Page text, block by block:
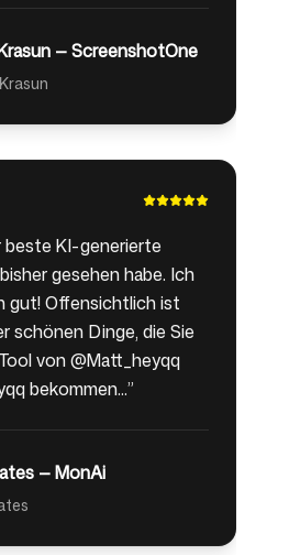
— ScreenshotOne
beste KI-generierte
gesehen habe. Ich
gut! Offensichtlich ist
schönen Dinge, die Sie
von @Matt_heyqq
bekommen...”
— MonAi